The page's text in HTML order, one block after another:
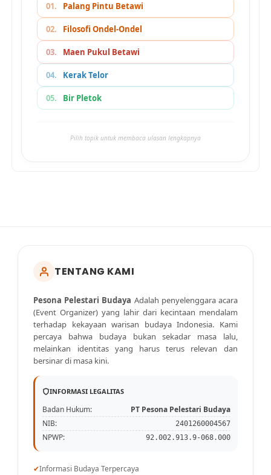
01. Palang Pintu Betawi
02. Filosofi Ondel-Ondel
03. Maen Pukul Betawi
04. Kerak Telor
05. Bir Pletok
Pilih topik untuk membaca ulasan lengkapnya
TENTANG KAMI
Pesona Pelestari Budaya Adalah penyelenggara acara
(Event Organizer) yang lahir dari kecintaan mendalam
terhadap kekayaan warisan budaya Indonesia. Kami
percaya bahwa budaya bukan sekadar masa lalu,
melainkan identitas yang harus terus relevan dan
bersinar di masa kini.
INFORMASI LEGALITAS
Badan Hukum:
PT Pesona Pelestari Budaya
NIB:
2401260004567
NPWP: 92.002.913.9-068.000
✔Informasi Budaya Terpercaya